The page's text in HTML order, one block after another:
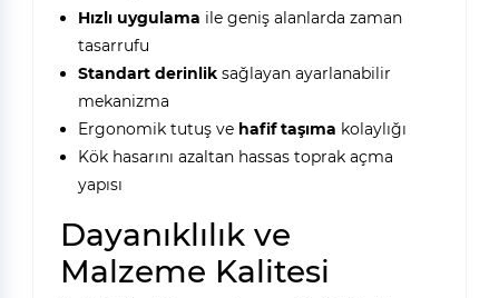
Hızlı uygulama ile geniş alanlarda zaman
tasarrufu
Standart derinliksağlayan ayarlanabilir
mekanizma
Ergonomik tutuş ve hafif taşıma kolaylığı
Kök hasarını azaltan hassas toprak açma
yapısı
Dayanıklılık ve
Malzeme Kalitesi